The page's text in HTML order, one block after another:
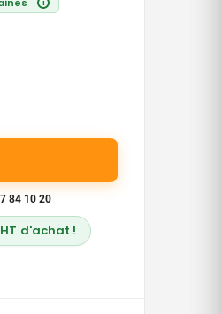
i
84 10 20
d'achat !